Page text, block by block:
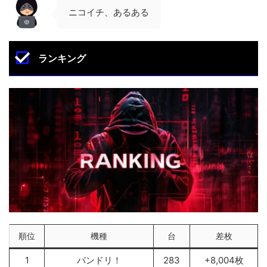
ニコイチ、あるある
ランキング
順位 機種 台 差枚
1 バンドリ！ 283 +8,004枚